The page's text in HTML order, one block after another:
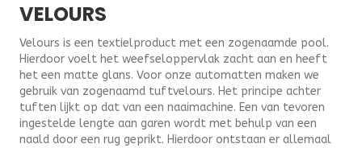
VELOURS
Velours is een textielproduct met een zogenaamde pool.
Hierdoor voelt het weefseloppervlak zacht aan en heeft
het een matte glans. Voor onze automatten maken we
gebruik van zogenaamd tuftvelours. Het principe achter
tuften lijkt op dat van een naaimachine. Een van tevoren
ingestelde lengte aan garen wordt met behulp van een
naald door een rug geprikt. Hierdoor ontstaan er allemaal